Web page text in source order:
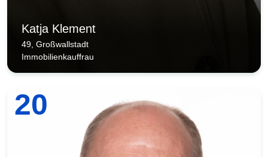
Katja Klement
49, Großwallstadt
Immobilienkauffrau
20